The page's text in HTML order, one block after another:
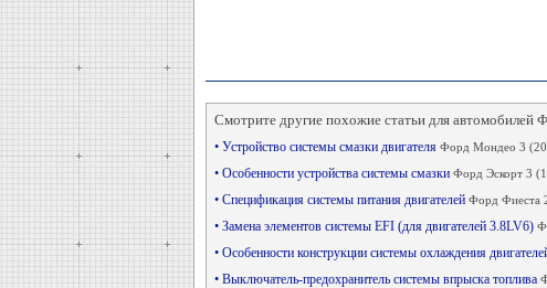
Смотрите другие похожие статьи для автомобилей
• Устройство системы смазки двигателя Форд Мондео 3
• Особенности устройства системы смазки Форд Эскорт 3
• Спецификация системы питания двигателей Форд Фиеста
• Замена элементов системы EFI (для двигателей 3.8LV6)
• Особенности конструкции системы охлаждения
• Выключатель-предохранитель системы впрыска топлива